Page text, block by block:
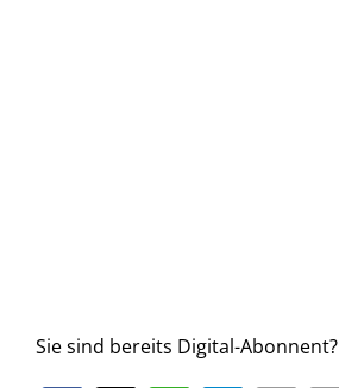
Sie sind bereits Digital-Abonnent?